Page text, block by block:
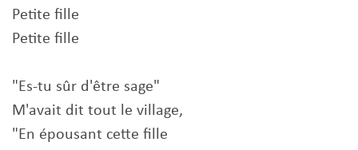
Petite fille
Petite fille
"Es-tu sûr d'être sage"
M'avait dit tout le village,
"En épousant cette fille